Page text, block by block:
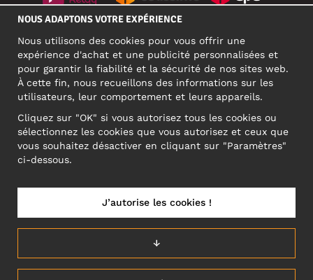
ADRESSE PROFESSIONNELLE
Narva mnt 5, EE-10117 Tallinn
Reg: 12356245
ATTENTION ! N'envoyez pas les retours de produits à cette
FRANCE/FRANÇAIS (FR)
NOUS ADAPTONS VOTRE EXPÉRIENCE
Nous utilisons des cookies pour vous offrir une
expérience d'achat et une publicité personnalisées et
pour garantir la fiabilité et la sécurité de nos sites web.
À cette fin, nous recueillons des informations sur les
utilisateurs, leur comportement et leurs appareils.
Cliquez sur "OK" si vous autorisez tous les cookies ou
sélectionnez les cookies que vous autorisez et ceux que
vous souhaitez désactiver en cliquant sur "Paramètres"
ci-dessous.
↓
J’autorise les cookies !